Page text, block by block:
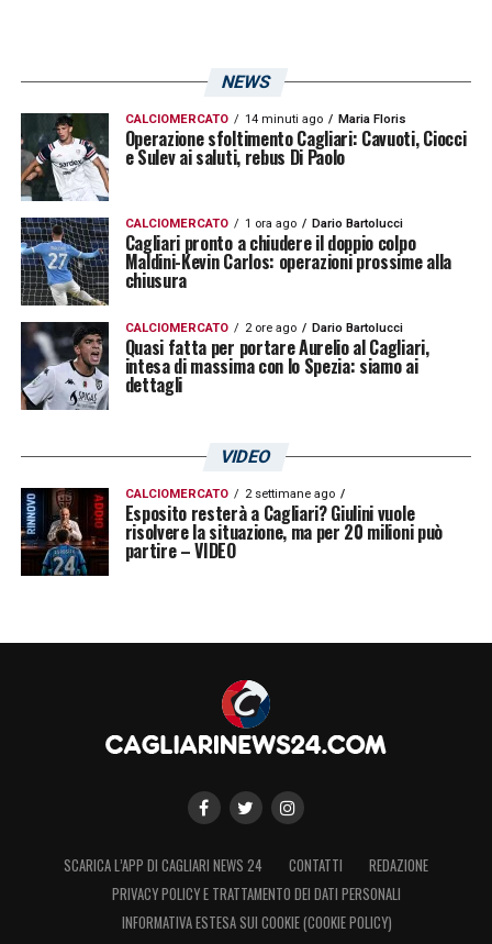
NEWS
CALCIOMERCATO 14 minuti ago Maria Floris
Operazione sfoltimento Cagliari: Cavuoti, Ciocci
e Sulev ai saluti, rebus Di Paolo
CALCIOMERCATO 1 ora ago Dario Bartolucci
Cagliari pronto a chiudere il doppio colpo
Maldini-Kevin Carlos: operazioni prossime alla
chiusura
CALCIOMERCATO 2 ore ago Dario Bartolucci
Quasi fatta per portare Aurelio al Cagliari,
intesa di massima con lo Spezia: siamo ai
dettagli
VIDEO
CALCIOMERCATO 2 settimane ago
Esposito resterà a Cagliari? Giulini vuole
risolvere la situazione, ma per 20 milioni può
partire – VIDEO
SCARICA L’APP DI CAGLIARI NEWS 24 CONTATTI
REDAZIONE
PRIVACY POLICY E TRATTAMENTO DEI DATI PERSONALI
INFORMATIVA ESTESA SUI COOKIE (COOKIE POLICY)